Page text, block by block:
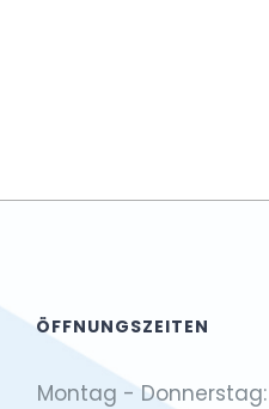
ÖFFNUNGSZEITEN
Montag - Donnerstag: